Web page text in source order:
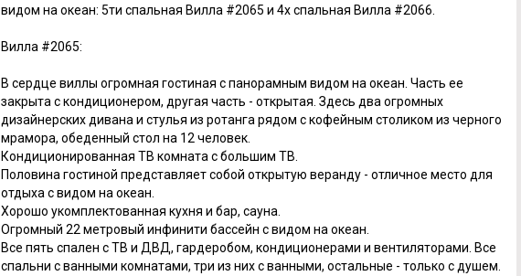
видом на океан: 5ти спальная Вилла #2065 и 4х спальная Вилла #2066.
Вилла #2065:
В сердце виллы огромная гостиная с панорамным видом на океан. Часть ее
закрыта с кондиционером, другая часть - открытая. Здесь два огромных
дизайнерских дивана и стулья из ротанга рядом с кофейным столиком из черного
мрамора, обеденный стол на 12 человек.
Кондиционированная ТВ комната с большим ТВ.
Половина гостиной представляет собой открытую веранду - отличное место для
отдыха с видом на океан.
Хорошо укомплектованная кухня и бар, сауна.
Огромный 22 метровый инфинити бассейн с видом на океан.
Все пять спален с ТВ и ДВД, гардеробом, кондиционерами и вентиляторами. Все
спальни с ванными комнатами, три из них с ванными, остальные - только с душем.